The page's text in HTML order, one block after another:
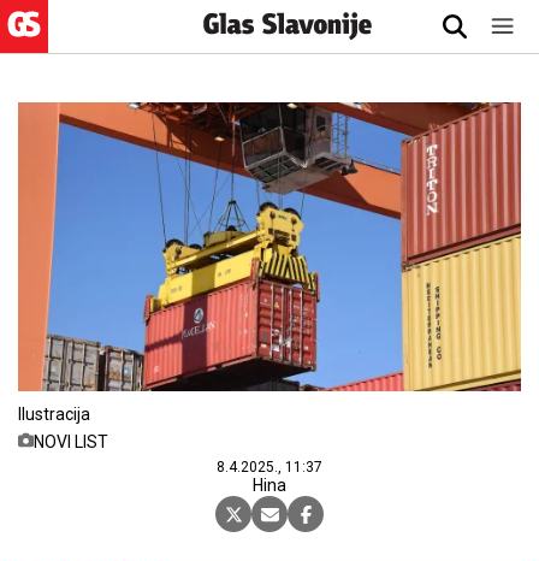
Ilustracija
NOVI LIST
8.4.2025., 11:37
Hina